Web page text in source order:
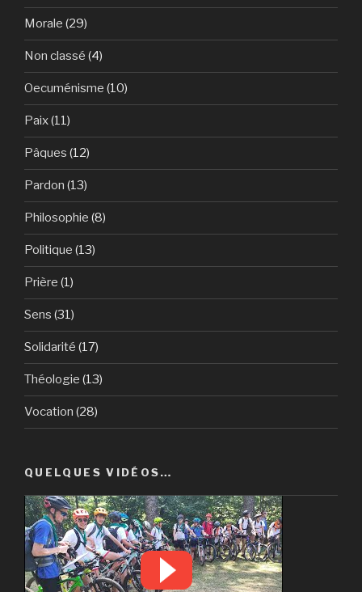
Morale (29)
Non classé (4)
Oecuménisme (10)
Paix(11)
Pâques (12)
Pardon (13)
Philosophie (8)
Politique (13)
Prière (1)
Sens (31)
Solidarité (17)
Théologie (13)
Vocation (28)
QUELQUES VIDÉOS…